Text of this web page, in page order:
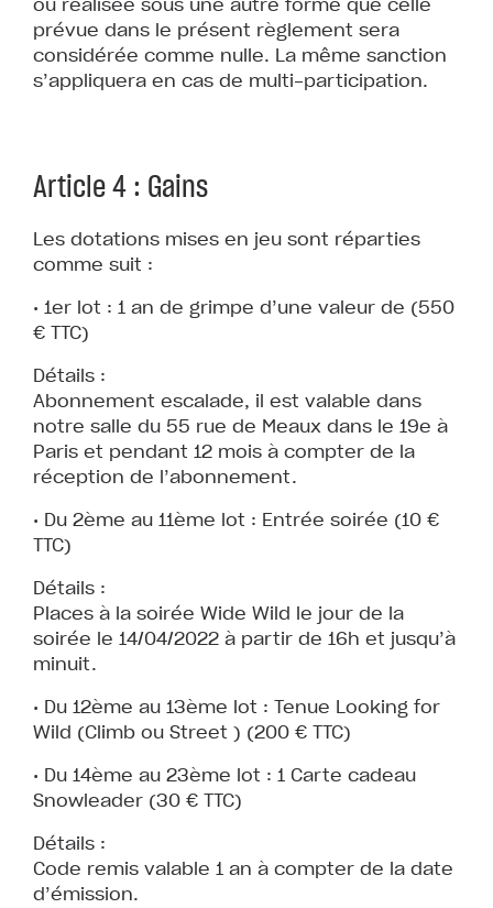
prévue dans le présent règlement sera
considérée comme nulle. La même sanction
s’appliquera en cas de multi-participation.
Article 4 : Gains
Les dotations mises en jeu sont réparties
comme suit :
• 1er lot : 1 an de grimpe d’une valeur de (550
€ TTC)
Détails :
Abonnement escalade, il est valable dans
notre salle du 55 rue de Meaux dans le 19e à
Paris et pendant 12 mois à compter de la
réception de l’abonnement.
• Du 2ème au 11ème lot : Entrée soirée (10 €
TTC)
Détails :
Places à la soirée Wide Wild le jour de la
soirée le 14/04/2022 à partir de 16h et jusqu’à
minuit.
• Du 12ème au 13ème lot : Tenue Looking for
Wild (Climb ou Street ) (200 € TTC)
• Du 14ème au 23ème lot : 1 Carte cadeau
Snowleader (30 € TTC)
Détails :
Code remis valable 1 an à compter de la date
d’émission.